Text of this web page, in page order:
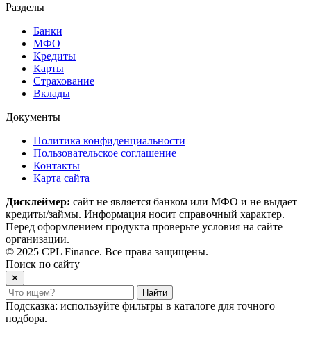
Разделы
Банки
МФО
Кредиты
Карты
Страхование
Вклады
Документы
Политика конфиденциальности
Пользовательское соглашение
Контакты
Карта сайта
Дисклеймер: сайт не является банком или МФО и не выдает
кредиты/займы. Информация носит справочный характер.
Перед оформлением продукта проверьте условия на сайте
организации.
© 2025 CPL Finance. Все права защищены.
Поиск по сайту
✕
Найти
Подсказка: используйте фильтры в каталоге для точного
подбора.